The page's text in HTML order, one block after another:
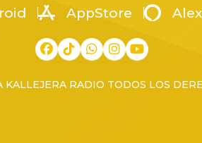
AppStore
RADIO TODOS LOS